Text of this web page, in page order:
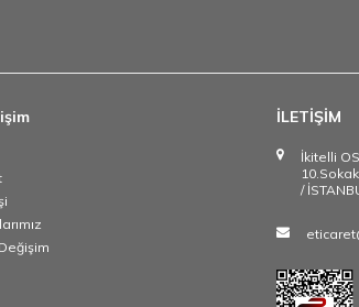
İLETİŞİM
İkitelli
/